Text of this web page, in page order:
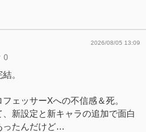
0
2026/08/05 13:09
。
ェッサーXへの不信感＆死。
新設定と新キャラの追加で面白
ったんだけど…